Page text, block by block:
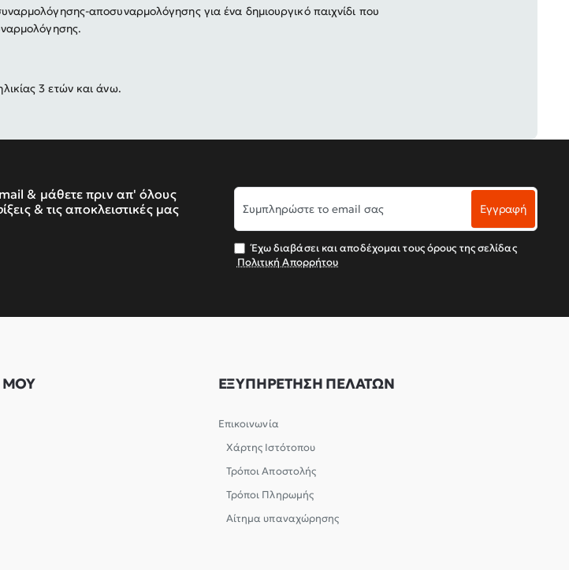
αποσυναρμολόγησης για ένα δημιουργικό παιχνίδι που
3 ετών και άνω.
& μάθετε πριν απ' όλους
& τις αποκλειστικές μας
Συμπληρώστε
το
email
σας
Εγγραφή
Έχω διαβάσει και αποδέχομαι τους όρους της σελίδας
Πολιτική Απορρήτου
ΜΟΥ ΕΞΥΠΗΡΕΤΗΣΗ ΠΕΛΑΤΩΝ
Επικοινωνία
Χάρτης Ιστότοπου
Τρόποι Αποστολής
Τρόποι Πληρωμής
Αίτημα υπαναχώρησης